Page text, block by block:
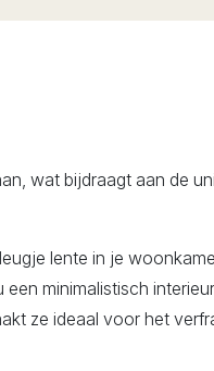
wat bijdraagt aan de
lente in je
minimalistisch
ze ideaal voor het